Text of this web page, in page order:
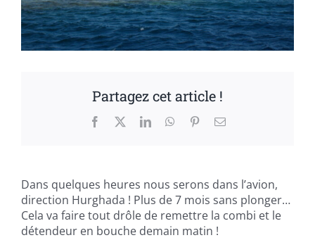
Partagez cet article !
Facebook LinkedInWhatsApp
PinterestEmail
Dans quelques heures nous serons dans l’avion,
direction Hurghada ! Plus de 7 mois sans plonger…
Cela va faire tout drôle de remettre la combi et le
détendeur en bouche demain matin !